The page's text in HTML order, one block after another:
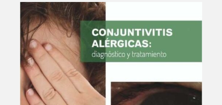
Catálogo Editorial
Autores
Equipo Editorial